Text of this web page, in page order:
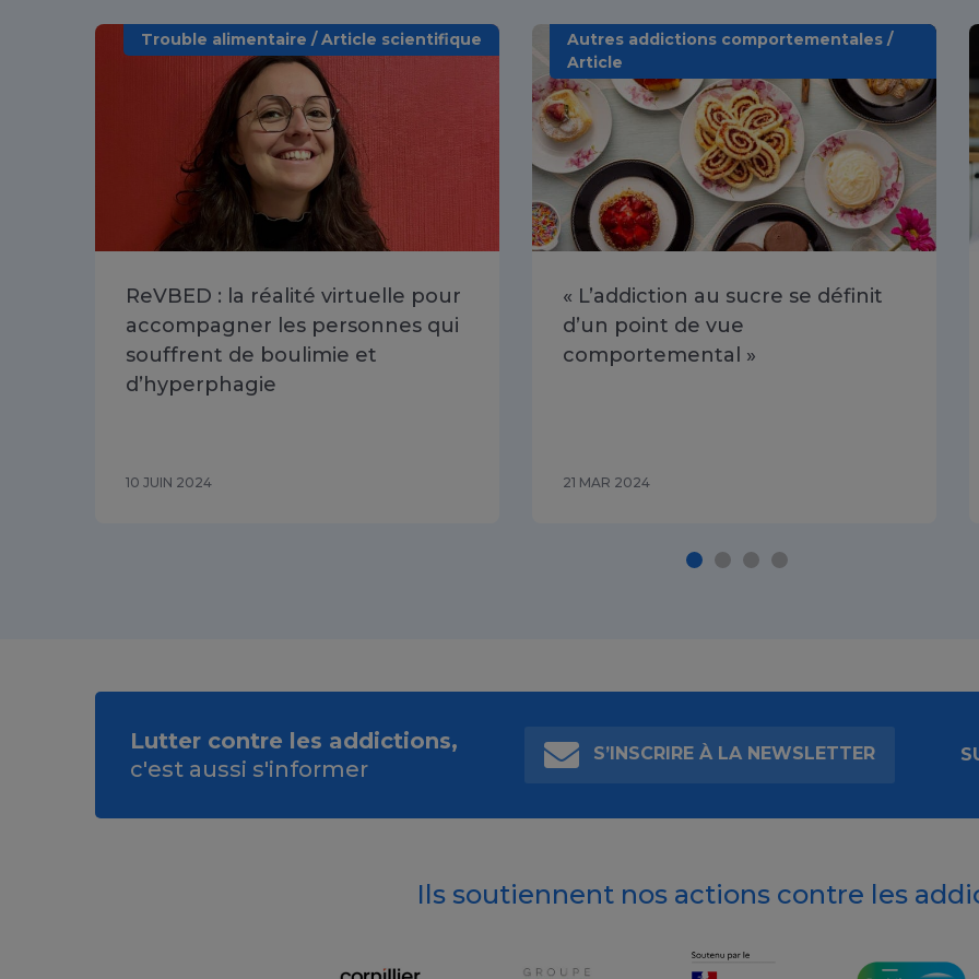
Trouble alimentaire / Article scientifique
ReVBED : la réalité virtuelle pour
accompagner les personnes qui
souffrent de boulimie et
d’hyperphagie
10 JUIN 2024
Autres addictions comportementales /
Article
« L’addiction au sucre se définit
d’un point de vue
comportemental »
21 MAR 2024
Lutter contre les addictions,
c'est aussi s'informer
S’INSCRIRE À LA NEWSLETTER
Ils soutiennent nos actions contre les